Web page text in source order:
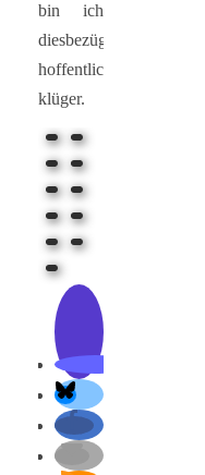
bin ich
diesbezüglich
hoffentlich
klüger.